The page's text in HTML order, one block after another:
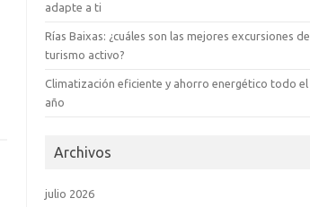
adapte a ti
Rías Baixas: ¿cuáles son las mejores excursiones de
turismo activo?
Climatización eficiente y ahorro energético todo el
año
Archivos
julio 2026